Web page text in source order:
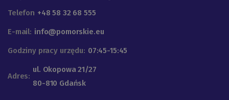
Telefon +48 58 32 68 555
E-mail: info@pomorskie.eu
Godziny pracy urzędu: 07:45-15:45
Adres:
ul. Okopowa 21/27
80-810 Gdańsk